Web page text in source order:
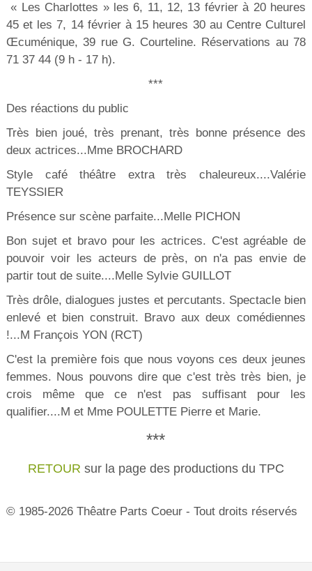
« Les Charlottes » les 6, 11, 12, 13 février à 20 heures
45 et les 7, 14 février à 15 heures 30 au Centre Culturel
Œcuménique, 39 rue G. Courteline. Réservations au 78
71 37 44 (9 h - 17 h).
***
Des réactions du public
Très bien joué, très prenant, très bonne présence des
deux actrices...Mme BROCHARD
Style café théâtre extra très chaleureux....Valérie
TEYSSIER
Présence sur scène parfaite...Melle PICHON
Bon sujet et bravo pour les actrices. C'est agréable de
pouvoir voir les acteurs de près, on n'a pas envie de
partir tout de suite....Melle Sylvie GUILLOT
Très drôle, dialogues justes et percutants. Spectacle bien
enlevé et bien construit. Bravo aux deux comédiennes
!...M François YON (RCT)
C'est la première fois que nous voyons ces deux jeunes
femmes. Nous pouvons dire que c'est très très bien, je
crois même que ce n'est pas suffisant pour les
qualifier....M et Mme POULETTE Pierre et Marie.
***
RETOUR sur la page des productions du TPC
© 1985-2026 Thêatre Parts Coeur - Tout droits réservés